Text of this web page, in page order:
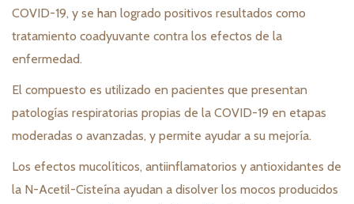
COVID-19, y se han logrado positivos resultados como
tratamiento coadyuvante contra los efectos de la
enfermedad.
El compuesto es utilizado en pacientes que presentan
patologías respiratorias propias de la COVID-19 en etapas
moderadas o avanzadas, y permite ayudar a su mejoría.
Los efectos mucolíticos, antiinflamatorios y antioxidantes de
la N-Acetil-Cisteína ayudan a disolver los mocos producidos